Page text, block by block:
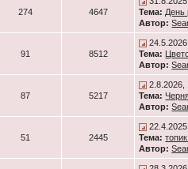
274 4647
Тема:
Автор:
91 8512
Тема:
Автор:
87 5217
2.8.2026,
Тема:
Автор:
51 2445
Тема:
Автор: